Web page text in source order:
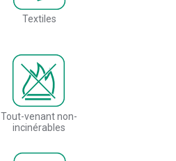
Textiles
Tout-venant non-
incinérables